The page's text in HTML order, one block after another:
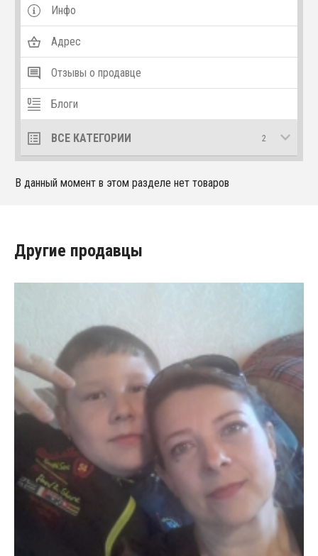
Инфо
Адрес
Отзывы о продавце
Блоги
ВСЕ КАТЕГОРИИ 2
В данный момент в этом разделе нет товаров
Другие продавцы